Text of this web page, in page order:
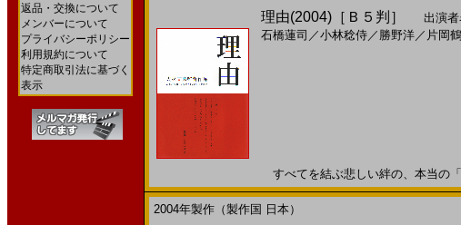
返品・交換について
メンバーについて
プライバシーポリシー
利用規約について
特定商取引法に基づく
表示
理由(2004)［Ｂ５判］ 出演者
石橋蓮司 ／小林稔侍／ 勝野洋／ 片岡
すべてを結ぶ悲しい絆の、本当
2004年製作（製作国 日本）